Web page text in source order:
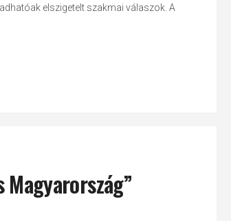
elszigetelt szakmai válaszok. A